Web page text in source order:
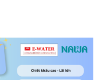
Sử Dụng Nước
Thành Công Với
Cho Khách Hàng Với